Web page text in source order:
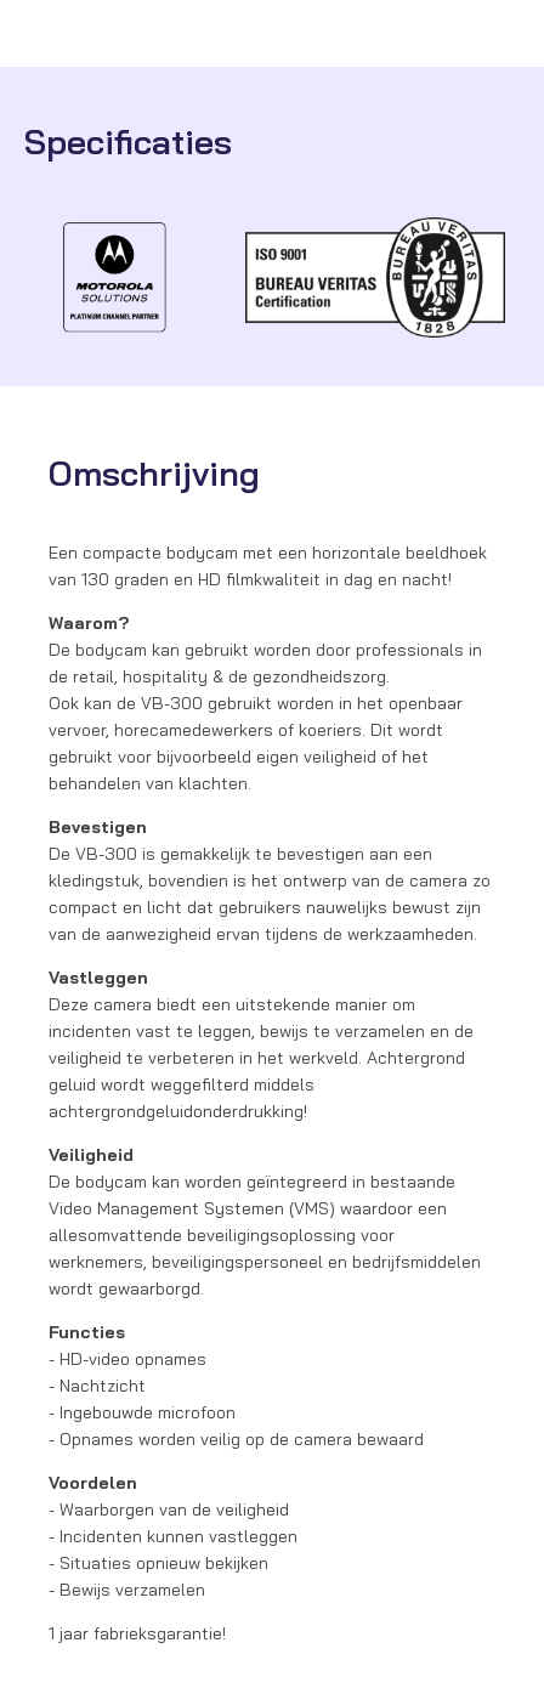
Specificaties
Omschrijving
Een compacte bodycam met een horizontale beeldhoek
van 130 graden en HD filmkwaliteit in dag en nacht!
Waarom?
De bodycam kan gebruikt worden door professionals in
de retail, hospitality & de gezondheidszorg.
Ook kan de VB-300 gebruikt worden in het openbaar
vervoer, horecamedewerkers of koeriers. Dit wordt
gebruikt voor bijvoorbeeld eigen veiligheid of het
behandelen van klachten.
Bevestigen
De VB-300 is gemakkelijk te bevestigen aan een
kledingstuk, bovendien is het ontwerp van de camera zo
compact en licht dat gebruikers nauwelijks bewust zijn
van de aanwezigheid ervan tijdens de werkzaamheden.
Vastleggen
Deze camera biedt een uitstekende manier om
incidenten vast te leggen, bewijs te verzamelen en de
veiligheid te verbeteren in het werkveld. Achtergrond
geluid wordt weggefilterd middels
achtergrondgeluidonderdrukking!
Veiligheid
De bodycam kan worden geïntegreerd in bestaande
Video Management Systemen (VMS) waardoor een
allesomvattende beveiligingsoplossing voor
werknemers, beveiligingspersoneel en bedrijfsmiddelen
wordt gewaarborgd.
Functies
- HD-video opnames
- Nachtzicht
- Ingebouwde microfoon
- Opnames worden veilig op de camera bewaard
Voordelen
- Waarborgen van de veiligheid
- Incidenten kunnen vastleggen
- Situaties opnieuw bekijken
- Bewijs verzamelen
1 jaar fabrieksgarantie!